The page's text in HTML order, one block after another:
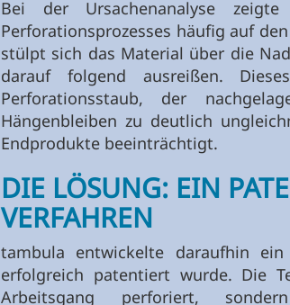
Bei der Ursachenanalyse
Perforationsprozesses häufig auf
stülpt sich das Material über die
darauf folgend ausreißen.
Perforationsstaub, der
Hängenbleiben zu deutlich
Endprodukte beeinträchtigt.
DIE LÖSUNG: EIN
VERFAHREN
tambula entwickelte daraufhin ein
erfolgreich patentiert wurde. Die
Arbeitsgang perforiert,